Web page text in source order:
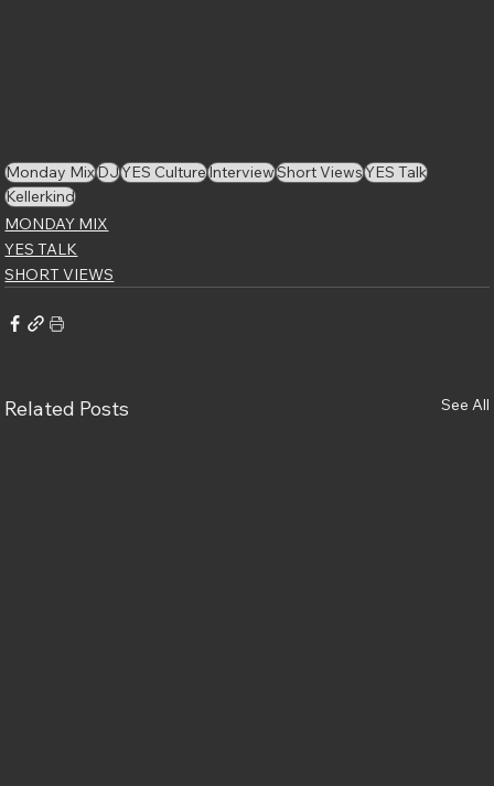
Monday MixDJYES CultureInterviewShort ViewsYES Talk
Kellerkind
MONDAY MIX
YES TALK
SHORT VIEWS
Related Posts See All